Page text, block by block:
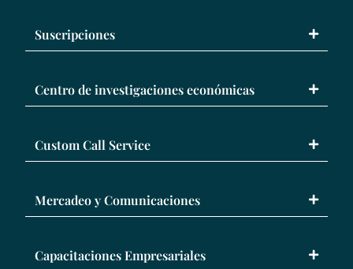
Suscripciones
Centro de investigaciones económicas
Custom Call Service
Mercadeo y Comunicaciones
Capacitaciones Empresariales